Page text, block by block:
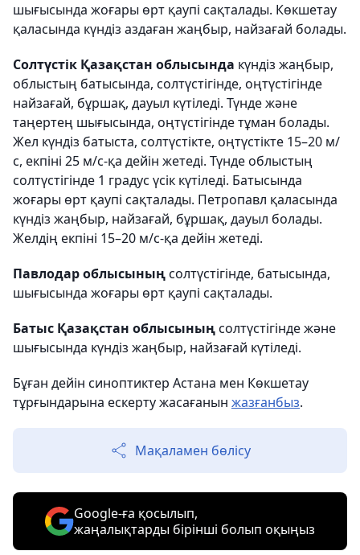
шығысында жоғары өрт қаупі сақталады. Көкшетау
қаласында күндіз аздаған жаңбыр, найзағай болады.
Солтүстік Қазақстан облысында күндіз жаңбыр,
облыстың батысында, солтүстігінде, оңтүстігінде
найзағай, бұршақ, дауыл күтіледі. Түнде және
таңертең шығысында, оңтүстігінде тұман болады.
Жел күндіз батыста, солтүстікте, оңтүстікте 15–20 м/
с, екпіні 25 м/с-қа дейін жетеді. Түнде облыстың
солтүстігінде 1 градус үсік күтіледі. Батысында
жоғары өрт қаупі сақталады. Петропавл қаласында
күндіз жаңбыр, найзағай, бұршақ, дауыл болады.
Желдің екпіні 15–20 м/с-қа дейін жетеді.
Павлодар облысыныңсолтүстігінде, батысында,
шығысында жоғары өрт қаупі сақталады.
Батыс Қазақстан облысыныңсолтүстігінде және
шығысында күндіз жаңбыр, найзағай күтіледі.
Бұған дейін синоптиктер Астана мен Көкшетау
тұрғындарына ескерту жасағанын жазғанбыз.
Мақаламен бөлісу
Google-ға қосылып,
жаңалықтарды бірінші болып оқыңыз